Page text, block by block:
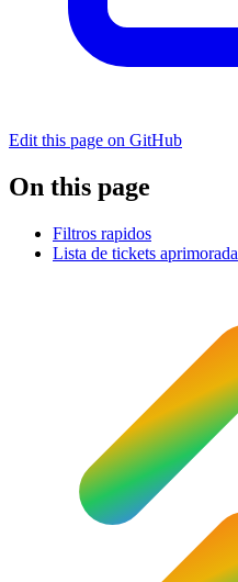
Edit this page on GitHub
On this page
Filtros rapidos
Lista de tickets aprimorada